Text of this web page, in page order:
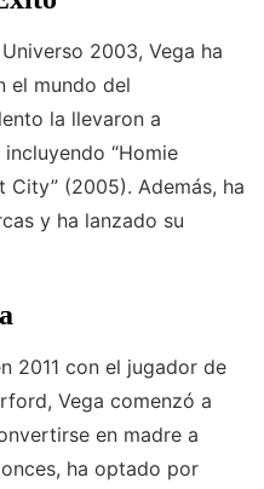
2003, Vega ha
el mundo del
la llevaron a
“Homie
City” (2005). Además, ha
y ha lanzado su
2011 con el jugador de
Vega comenzó a
en madre a
ha optado por